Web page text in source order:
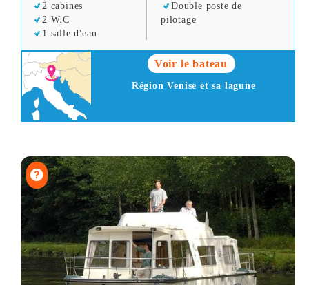
2 cabines
2 W.C
1 salle d'eau
Double poste de
pilotage
Voir le bateau
Région Venise et sa lagune